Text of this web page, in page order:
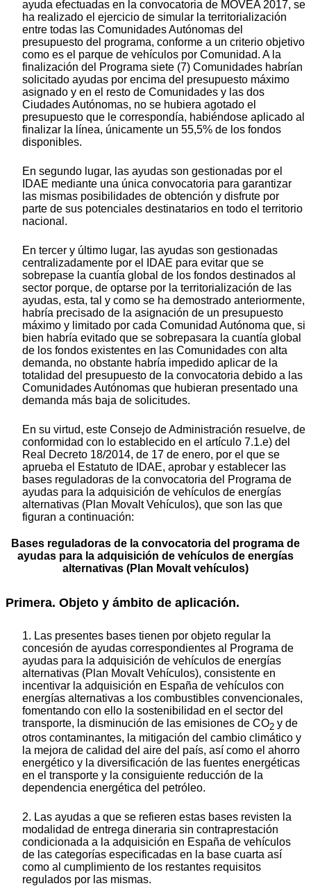
ayuda efectuadas en la convocatoria de MOVEA 2017, se
ha realizado el ejercicio de simular la territorialización
entre todas las Comunidades Autónomas del
presupuesto del programa, conforme a un criterio objetivo
como es el parque de vehículos por Comunidad. A la
finalización del Programa siete (7) Comunidades habrían
solicitado ayudas por encima del presupuesto máximo
asignado y en el resto de Comunidades y las dos
Ciudades Autónomas, no se hubiera agotado el
presupuesto que le correspondía, habiéndose aplicado al
finalizar la línea, únicamente un 55,5% de los fondos
disponibles.
En segundo lugar, las ayudas son gestionadas por el
IDAE mediante una única convocatoria para garantizar
las mismas posibilidades de obtención y disfrute por
parte de sus potenciales destinatarios en todo el territorio
nacional.
En tercer y último lugar, las ayudas son gestionadas
centralizadamente por el IDAE para evitar que se
sobrepase la cuantía global de los fondos destinados al
sector porque, de optarse por la territorialización de las
ayudas, esta, tal y como se ha demostrado anteriormente,
habría precisado de la asignación de un presupuesto
máximo y limitado por cada Comunidad Autónoma que, si
bien habría evitado que se sobrepasara la cuantía global
de los fondos existentes en las Comunidades con alta
demanda, no obstante habría impedido aplicar de la
totalidad del presupuesto de la convocatoria debido a las
Comunidades Autónomas que hubieran presentado una
demanda más baja de solicitudes.
En su virtud, este Consejo de Administración resuelve, de
conformidad con lo establecido en el artículo 7.1.e) del
Real Decreto 18/2014, de 17 de enero, por el que se
aprueba el Estatuto de IDAE, aprobar y establecer las
bases reguladoras de la convocatoria del Programa de
ayudas para la adquisición de vehículos de energías
alternativas (Plan Movalt Vehículos), que son las que
figuran a continuación:
Bases reguladoras de la convocatoria del programa de
ayudas para la adquisición de vehículos de energías
alternativas (Plan Movalt vehículos)
Primera. Objeto y ámbito de aplicación.
1. Las presentes bases tienen por objeto regular la
concesión de ayudas correspondientes al Programa de
ayudas para la adquisición de vehículos de energías
alternativas (Plan Movalt Vehículos), consistente en
incentivar la adquisición en España de vehículos con
energías alternativas a los combustibles convencionales,
fomentando con ello la sostenibilidad en el sector del
transporte, la disminución de las emisiones de CO2 y de
otros contaminantes, la mitigación del cambio climático y
la mejora de calidad del aire del país, así como el ahorro
energético y la diversificación de las fuentes energéticas
en el transporte y la consiguiente reducción de la
dependencia energética del petróleo.
2. Las ayudas a que se refieren estas bases revisten la
modalidad de entrega dineraria sin contraprestación
condicionada a la adquisición en España de vehículos
de las categorías especificadas en la base cuarta así
como al cumplimiento de los restantes requisitos
regulados por las mismas.